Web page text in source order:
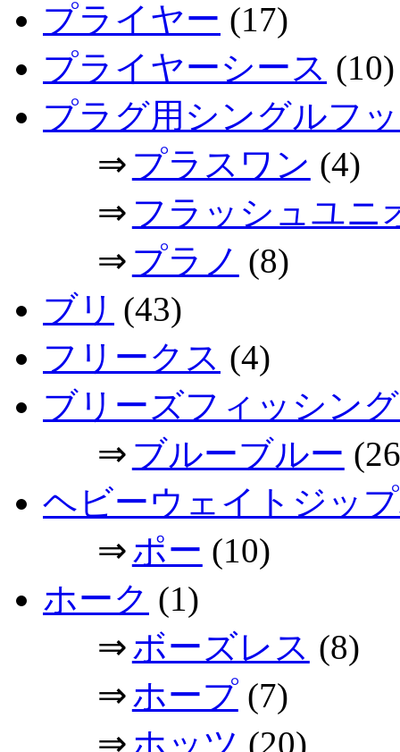
プライヤー (17)
プライヤーシース (10)
プラグ用シングルフ
⇒ プラスワン (4)
⇒ フラッシュユニ
⇒ プラノ (8)
ブリ (43)
フリークス (4)
ブリーズフィッシン
⇒ ブルーブルー
ヘビーウェイトジッ
⇒ポー (10)
ホーク (1)
⇒ボーズレス (8)
⇒ホープ(7)
⇒ ホッツ (20)